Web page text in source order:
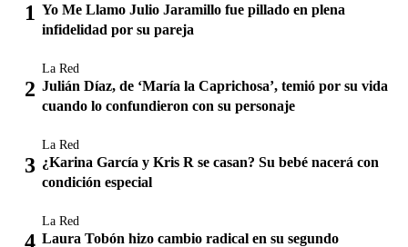
Yo Me Llamo Julio Jaramillo fue pillado en plena
infidelidad por su pareja
La Red
Julián Díaz, de ‘María la Caprichosa’, temió por su vida
cuando lo confundieron con su personaje
La Red
¿Karina García y Kris R se casan? Su bebé nacerá con
condición especial
La Red
Laura Tobón hizo cambio radical en su segundo